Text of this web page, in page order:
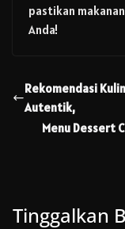
pastikan
Anda!
Rekomendasi
Autentik,
Menu Dessert
Tinggalkan